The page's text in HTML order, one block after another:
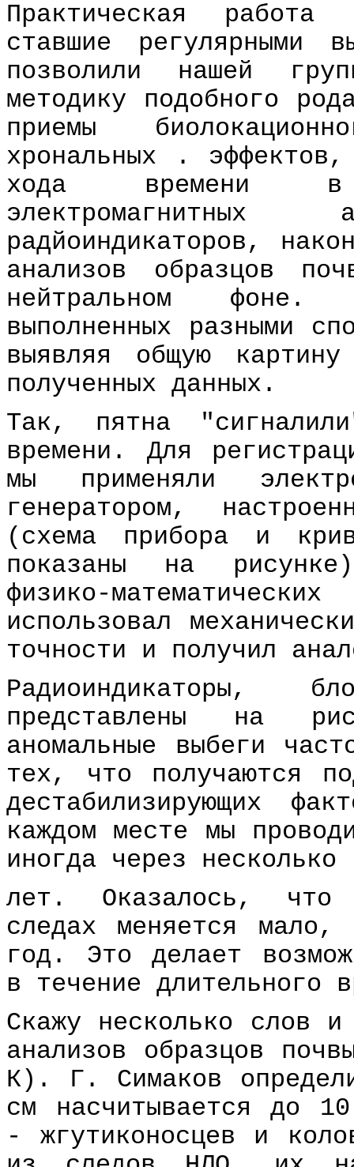
Практическая
ставшие регулярными
позволили нашей
методику подобного
приемы
хрональных .
хода времени в
радйоиндикаторов,
анализов образцов
нейтральном фоне.
выполненных разными
выявляя общую
полученных данных.
Так, пятна
времени. Для
мы применяли
генератором,
(схема прибора и
показаны на
физико-
использовал
точности и получил
Радиоиндикаторы,
представлены на
аномальные выбеги
тех, что получаются
дестабилизирующих
каждом месте мы
иногда через несколько
лет. Оказалось, что
следах меняется
год. Это делает
в течение длительного
Скажу несколько слов и
анализов образцов
К). Г. Симаков
см насчитывается до
- жгутиконосцев и